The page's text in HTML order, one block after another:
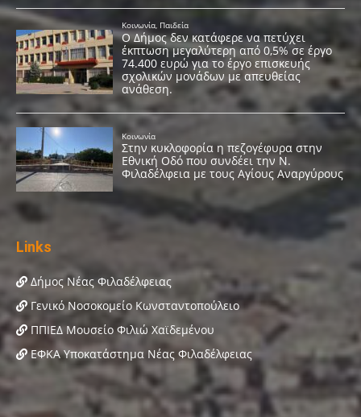
Links
Δήμος Νέας Φιλαδέλφειας
Γενικό Νοσοκομείο Κωνσταντοπούλειο
ΠΠΙΕΔ Μουσείο Φιλιώ Χαϊδεμένου
ΕΦΚΑ Υποκατάστημα Νέας Φιλαδέλφειας